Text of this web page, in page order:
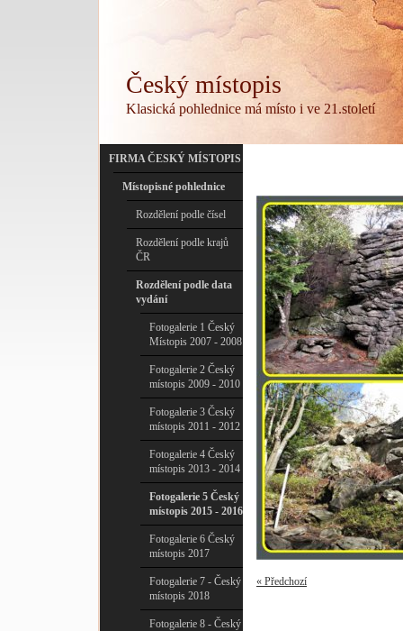
Český místopis
Klasická pohlednice má místo i ve 21.století
FIRMA ČESKÝ MÍSTOPIS
Místopisné pohlednice
Rozdělení podle čísel
Rozdělení podle krajů
ČR
Rozdělení podle data
vydání
Fotogalerie 1 Český
Místopis 2007 - 2008
Fotogalerie 2 Český
místopis 2009 - 2010
Fotogalerie 3 Český
místopis 2011 - 2012
Fotogalerie 4 Český
místopis 2013 - 2014
Fotogalerie 5 Český
místopis 2015 - 2016
Fotogalerie 6 Český
místopis 2017
Fotogalerie 7 - Český
místopis 2018
Fotogalerie 8 - Český
« Předchozí